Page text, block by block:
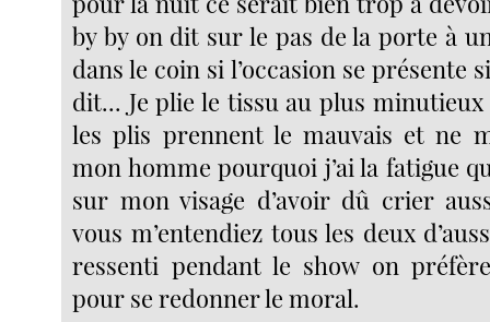
by by on dit sur le pas de la porte à
dans le coin si l’occasion se présente
dit... Je plie le tissu au plus
les plis prennent le mauvais et ne
mon homme pourquoi j’ai la fatigue
sur mon visage d’avoir dû crier
vous m’entendiez tous les deux
ressenti pendant le show on
pour se redonner le moral.